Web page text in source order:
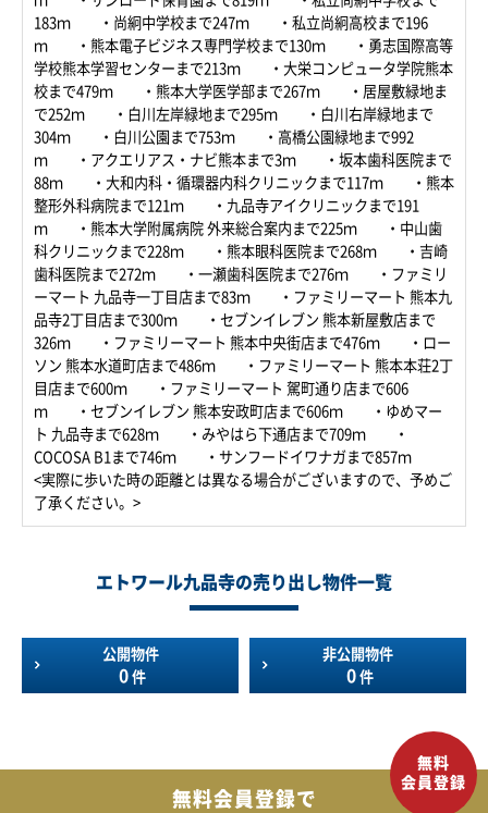
183ｍ ・尚絅中学校まで247ｍ ・私立尚絅高校まで196
ｍ ・熊本電子ビジネス専門学校まで130ｍ ・勇志国際高等
学校熊本学習センターまで213ｍ ・大栄コンピュータ学院熊本
校まで479ｍ ・熊本大学医学部まで267ｍ ・居屋敷緑地ま
で252ｍ ・白川左岸緑地まで295ｍ ・白川右岸緑地まで
304ｍ ・白川公園まで753ｍ ・高橋公園緑地まで992
ｍ ・アクエリアス・ナビ熊本まで3ｍ ・坂本歯科医院まで
88ｍ ・大和内科・循環器内科クリニックまで117ｍ ・熊本
整形外科病院まで121ｍ ・九品寺アイクリニックまで191
ｍ ・熊本大学附属病院 外来総合案内まで225ｍ ・中山歯
科クリニックまで228ｍ ・熊本眼科医院まで268ｍ ・吉崎
歯科医院まで272ｍ ・一瀬歯科医院まで276ｍ ・ファミリ
ーマート 九品寺一丁目店まで83ｍ ・ファミリーマート 熊本九
品寺2丁目店まで300ｍ ・セブンイレブン 熊本新屋敷店まで
326ｍ ・ファミリーマート 熊本中央街店まで476ｍ ・ロー
ソン 熊本水道町店まで486ｍ ・ファミリーマート 熊本本荘2丁
目店まで600ｍ ・ファミリーマート 駕町通り店まで606
ｍ ・セブンイレブン 熊本安政町店まで606ｍ ・ゆめマー
ト 九品寺まで628ｍ ・みやはら下通店まで709ｍ ・
COCOSA B1まで746ｍ ・サンフードイワナガまで857ｍ
<実際に歩いた時の距離とは異なる場合がございますので、予めご
了承ください。>
エトワール九品寺の売り出し物件一覧
公開物件
0 件
非公開物件
0 件
無料会員登録で